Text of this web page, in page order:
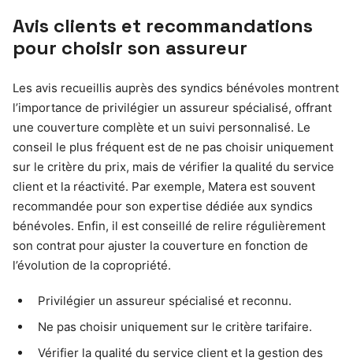
Avis clients et recommandations
pour choisir son assureur
Les avis recueillis auprès des syndics bénévoles montrent
l’importance de privilégier un assureur spécialisé, offrant
une couverture complète et un suivi personnalisé. Le
conseil le plus fréquent est de ne pas choisir uniquement
sur le critère du prix, mais de vérifier la qualité du service
client et la réactivité. Par exemple, Matera est souvent
recommandée pour son expertise dédiée aux syndics
bénévoles. Enfin, il est conseillé de relire régulièrement
son contrat pour ajuster la couverture en fonction de
l’évolution de la copropriété.
Privilégier un assureur spécialisé et reconnu.
Ne pas choisir uniquement sur le critère tarifaire.
Vérifier la qualité du service client et la gestion des